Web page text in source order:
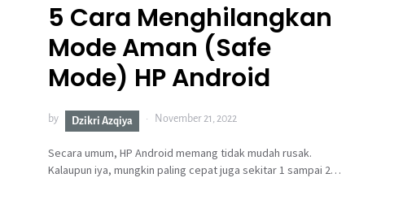
5 Cara Menghilangkan
Mode Aman (Safe
Mode) HP Android
by Dzikri Azqiya November 21, 2022
Secara umum, HP Android memang tidak mudah rusak.
Kalaupun iya, mungkin paling cepat juga sekitar 1 sampai 2…